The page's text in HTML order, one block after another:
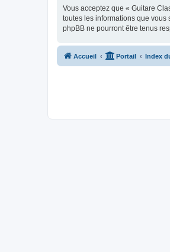
Vous acceptez que « Guitare
toutes les informations que
phpBB ne pourront être tenus
Accueil Portail Index